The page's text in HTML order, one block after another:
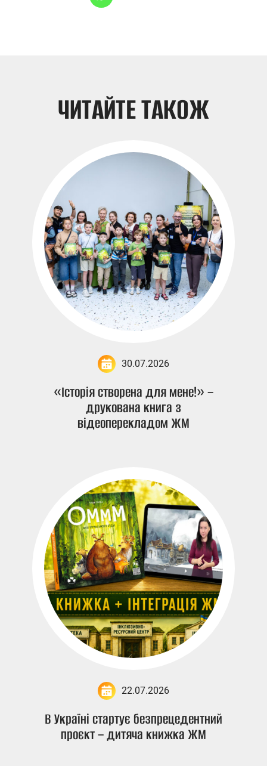
ЧИТАЙТЕ ТАКОЖ
30.07.2026
«Історія створена для мене!» –
друкована книга з
відеоперекладом ЖМ
22.07.2026
В Україні стартує безпрецедентний
проєкт – дитяча книжка ЖМ